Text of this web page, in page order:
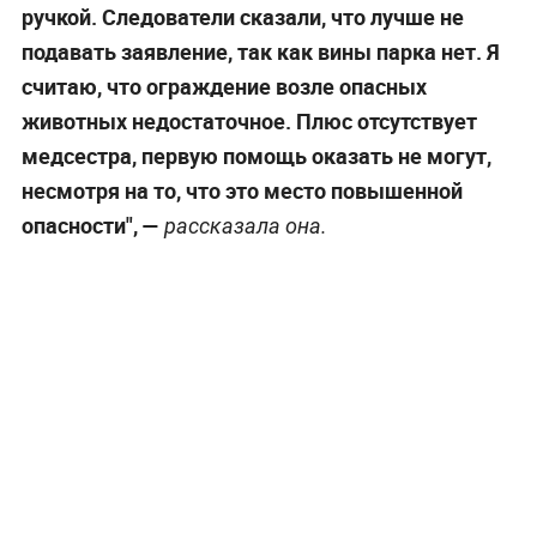
ручкой. Следователи сказали, что лучше не
подавать заявление, так как вины парка нет. Я
считаю, что ограждение возле опасных
животных недостаточное. Плюс отсутствует
медсестра, первую помощь оказать не могут,
несмотря на то, что это место повышенной
опасности", — рассказала она.